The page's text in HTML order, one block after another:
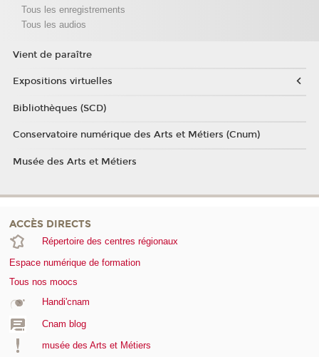
Tous les enregistrements
Tous les audios
Vient de paraître
Expositions virtuelles
Bibliothèques (SCD)
Conservatoire numérique des Arts et Métiers (Cnum)
Musée des Arts et Métiers
ACCÈS DIRECTS
Répertoire des centres régionaux
Espace numérique de formation
Tous nos moocs
Handi'cnam
Cnam blog
musée des Arts et Métiers